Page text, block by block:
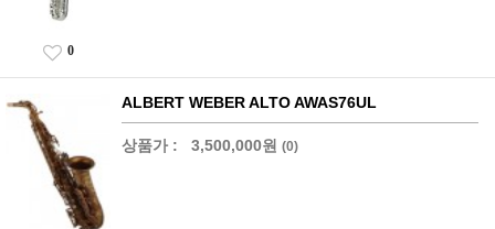
0
ALBERT WEBER ALTO AWAS76UL
상품가 : 3,500,000원 (0)